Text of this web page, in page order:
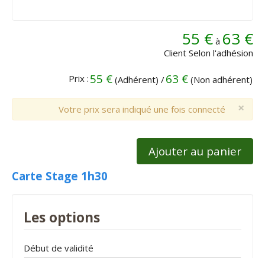
55 € à 63 €
Client Selon l'adhésion
Prix : 55 € (Adhérent) /63 € (Non adhérent)
×
Votre prix sera indiqué une fois connecté
Ajouter au panier
Carte Stage 1h30
Les options
Début de validité